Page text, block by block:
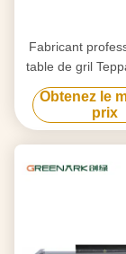
Fabricant
table de gril
mesure avec
fournisseur
d'équipement de
Obtenez le
prix